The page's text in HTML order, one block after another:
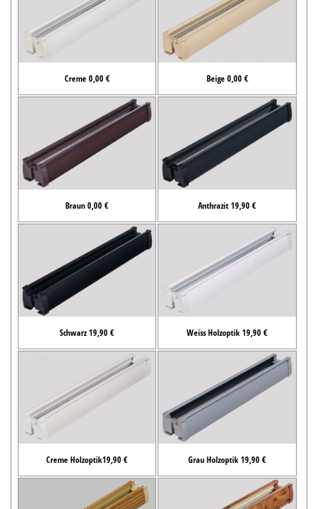
Creme 0,00 € Beige 0,00 €
Braun 0,00 € Anthrazit 19,90 €
Schwarz 19,90 € Weiss Holzoptik 19,90 €
Creme Holzoptik19,90 € Grau Holzoptik 19,90 €